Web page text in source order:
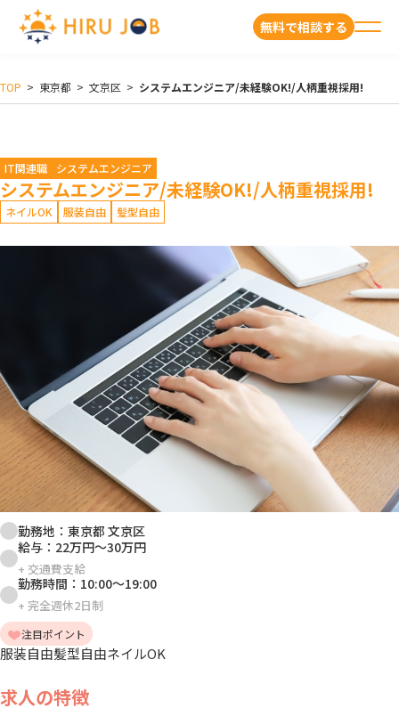
無料で相談する
TOP > 東京都 > 文京区 > システムエンジニア/未経験OK!/人柄重視採用!
IT関連職 システムエンジニア
システムエンジニア/未経験OK!/人柄重視採用!
ネイルOK 服装自由 髪型自由
勤務地： 東京都 文京区
給与： 22万円～30万円
+ 交通費支給
勤務時間： 10:00～19:00
+ 完全週休2日制
注目ポイント
服装自由髪型自由ネイルOK
求人の特徴